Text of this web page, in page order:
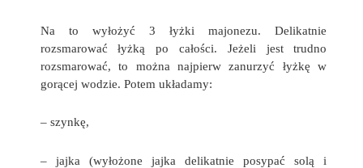
Na to wyłożyć 3 łyżki majonezu. Delikatnie
rozsmarować łyżką po całości. Jeżeli jest trudno
rozsmarować, to można najpierw zanurzyć łyżkę w
gorącej wodzie. Potem układamy:
– szynkę,
– jajka (wyłożone jajka delikatnie posypać solą i